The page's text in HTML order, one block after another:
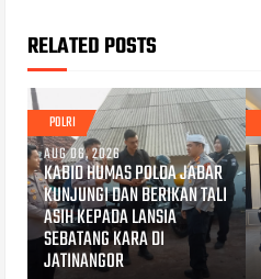
RELATED POSTS
POLRI
AUG 06, 2026
KABID HUMAS POLDA JABAR
KUNJUNGI DAN BERIKAN TALI
ASIH KEPADA LANSIA
SEBATANG KARA DI
JATINANGOR